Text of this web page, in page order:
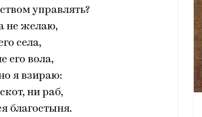
управлять?
не желаю,
села,
его вола,
я взираю:
ни раб,
благостыня.